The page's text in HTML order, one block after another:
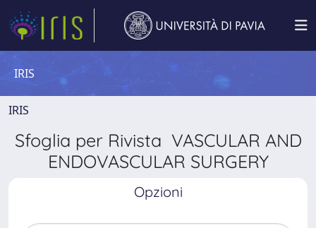
IRIS
IRIS
Sfoglia per Rivista VASCULAR AND
ENDOVASCULAR SURGERY
Opzioni